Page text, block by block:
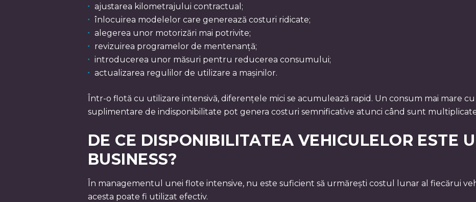
ajustarea kilometrajului contractual;
înlocuirea modelelor care generează costuri ridicate;
alegerea unor motorizări mai potrivite;
revizuirea programelor de mentenanță;
introducerea unor măsuri pentru reducerea consumului;
actualizarea regulilor de utilizare a mașinilor.
Într-o flotă cu utilizare intensivă, diferențele mici se acumulează rapid. Un consum mai mare
suplimentare de indisponibilitate pot genera costuri semnificative atunci când sunt
DE CE DISPONIBILITATEA VEHICULELOR ESTE
BUSINESS?
În managementul unei flote intensive, nu este suficient să urmărești costul lunar al fiecărui
acesta poate fi utilizat efectiv.